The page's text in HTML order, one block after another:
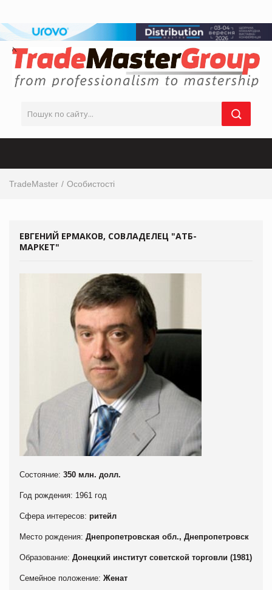
TradeMaster Особистості
ЕВГЕНИЙ ЕРМАКОВ, СОВЛАДЕЛЕЦ "АТБ-
МАРКЕТ"
Состояние: 350 млн. долл.
Год рождения: 1961 год
Сфера интересов: ритейл
Место рождения: Днепропетровская обл., Днепропетровск
Образование: Донецкий институт советской торговли (1981)
Семейное положение: Женат